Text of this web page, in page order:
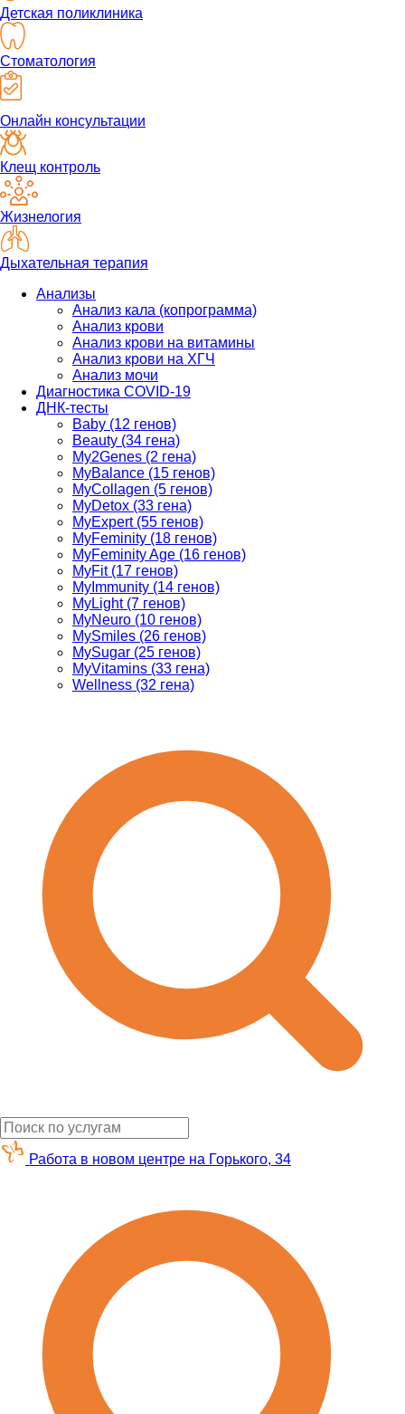
Детская поликлиника
Стоматология
Онлайн консультации
Клещ контроль
Жизнелогия
Дыхательная терапия
Анализы
Анализ кала (копрограмма)
Анализ крови
Анализ крови на витамины
Анализ крови на ХГЧ
Анализ мочи
Диагностика COVID-19
ДНК-тесты
Baby (12 генов)
Beauty (34 гена)
My2Genes (2 гена)
MyBalance (15 генов)
MyCollagen (5 генов)
MyDetox (33 гена)
MyExpert (55 генов)
MyFeminity (18 генов)
MyFeminity Age (16 генов)
MyFit (17 генов)
MyImmunity (14 генов)
MyLight (7 генов)
MyNeuro (10 генов)
MySmiles (26 генов)
MySugar (25 генов)
MyVitamins (33 гена)
Wellness (32 гена)
Работа в новом центре на Горького, 34